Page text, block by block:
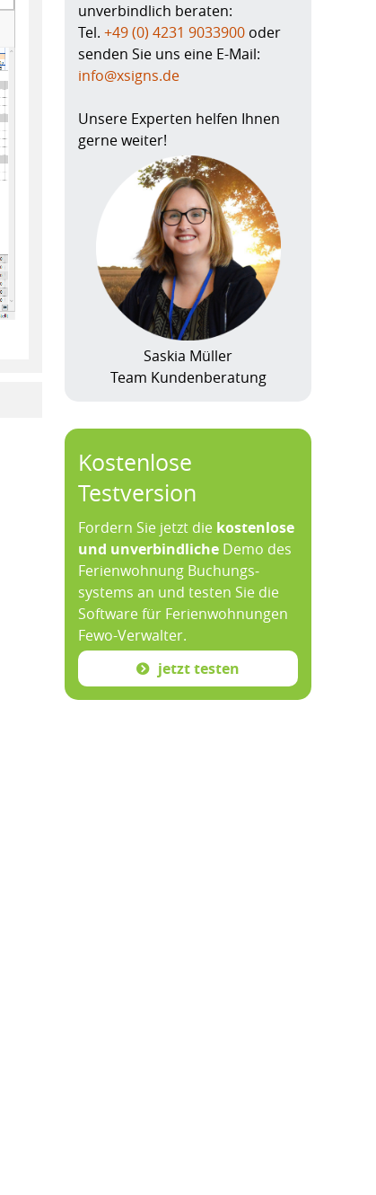
unverbindlich beraten:
Tel. +49 (0) 4231 9033900 oder
senden Sie uns eine E-Mail:
info@xsigns.de
Unsere Experten helfen Ihnen
gerne weiter!
Saskia Müller
Team Kundenberatung
Kostenlose
Testversion
Fordern Sie jetzt die kosten­lose
und un­ver­bind­liche Demo des
Ferien­wohnung Buchungs­
systems an und testen Sie die
Soft­ware für Ferien­wohnungen
Fewo-­Verwalter.
jetzt testen